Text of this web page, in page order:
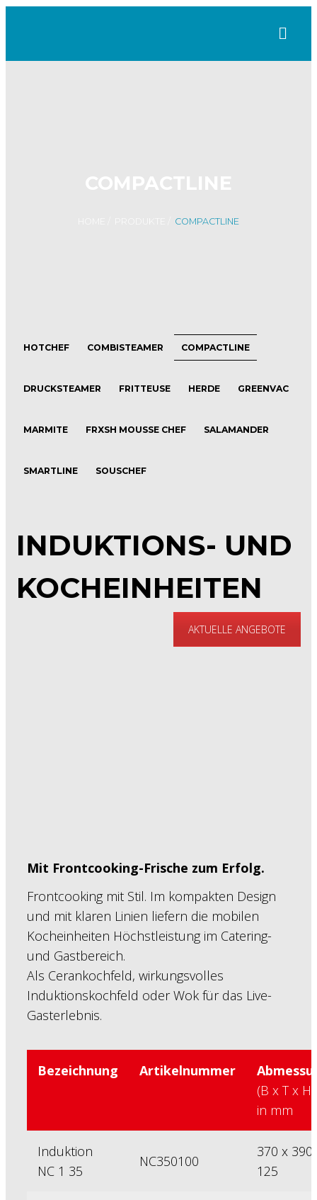
COMPACTLINE
HOTCHEF COMBISTEAMER COMPACTLINE
DRUCKSTEAMER FRITTEUSE HERDE GREENVAC
MARMITE FRXSH MOUSSE CHEF SALAMANDER
SMARTLINE SOUSCHEF
INDUKTIONS- UND
KOCHEINHEITEN
AKTUELLE ANGEBOTE
Mit Frontcooking-Frische zum Erfolg.
Frontcooking mit Stil. Im kompakten Design
und mit klaren Linien liefern die mobilen
Kocheinheiten Höchstleistung im Catering-
und Gastbereich.
Als Cerankochfeld, wirkungsvolles
Induktionskochfeld oder Wok für das Live-
Gasterlebnis.
Bezeichnung Artikelnummer
(B x T x H)
in mm
Induktion
NC 1 35
NC350100
370 x 390
125